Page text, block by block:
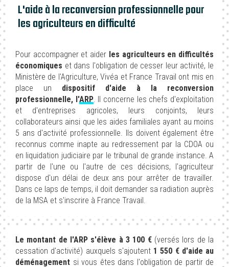
L'aide à la reconversion professionnelle pour
les agriculteurs en difficulté
Pour accompagner et aider les agriculteurs en difficultés
économiques et dans l'obligation de cesser leur activité, le
Ministère de l'Agriculture, Vivéa et France Travail ont mis en
place un dispositif d'aide à la reconversion
professionnelle, l'ARP. Il concerne les chefs d'exploitation
et d'entreprises agricoles, leurs conjoints, leurs
collaborateurs ainsi que les aides familiales ayant au moins
5 ans d'activité professionnelle. Ils doivent également être
reconnus comme inapte au redressement par la CDOA ou
en liquidation judiciaire par le tribunal de grande instance. A
partir de l'une ou l'autre de ces décisions, l'agriculteur
dispose d'un délai de deux ans pour arrêter de travailler.
Dans ce laps de temps, il doit demander sa radiation auprès
de la MSA et s'inscrire à France Travail.
Le montant de l'ARP s'élève à 3 100 €(versés lors de la
cessation d'activité) auxquels s'ajoutent 1 550 € d'aide au
déménagement si vous êtes dans l'obligation de partir de